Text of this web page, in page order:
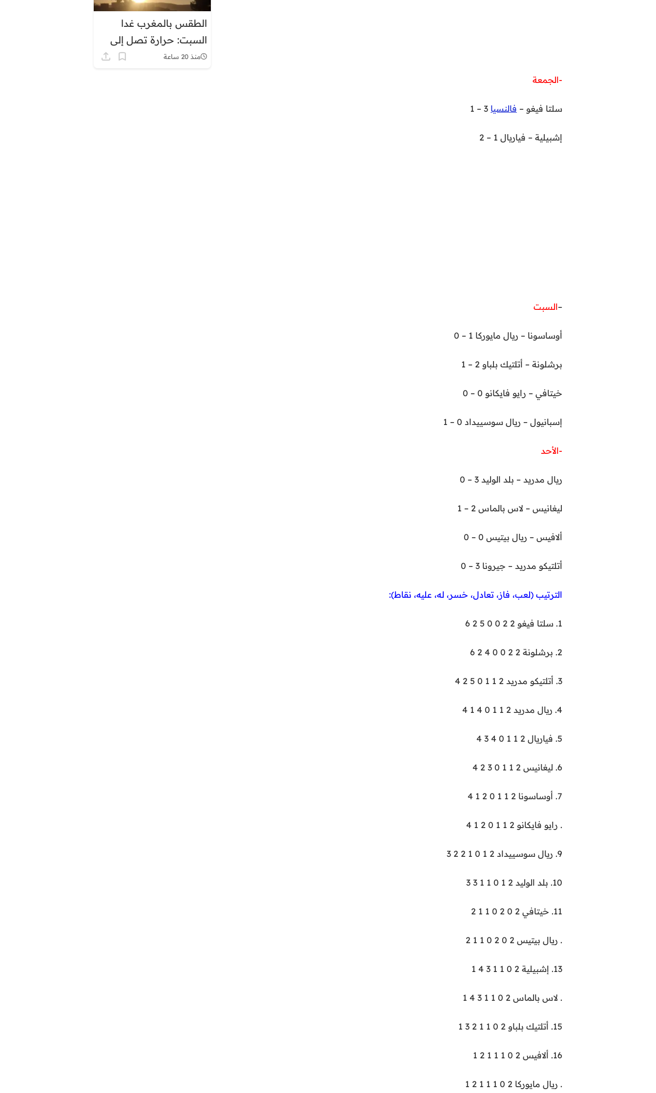
-الجمعة
سلتا فيغو – فالنسيا
إشبيلية – فياريال 1 – 2
–السبت
أوساسونا – ريال مايوركا 1 – 0
برشلونة – أتلتيك بلباو 2 – 1
خيتافي – رايو فايكانو 0 – 0
إسبانيول – ريال سوسييداد 0 – 1
-الأحد
ريال مدريد – بلد الوليد 3 – 0
ليغانيس – لاس بالماس 2 – 1
ألافيس – ريال بيتيس 0 – 0
أتلتيكو مدريد – جيرونا 3 – 0
الترتيب (لعب، فاز، تعادل، خسر، له، عليه، نقاط):
1. سلتا فيغو 2 2 0 0 5 2 6
2. برشلونة 2 2 0 0 4 2 6
3. أتلتيكو مدريد 2 1 1 0 5 2 4
4. ريال مدريد 2 1 1 0 4 1 4
5. فياريال 2 1 1 0 4 3 4
6. ليغانيس 2 1 1 0 3 2 4
7. أوساسونا 2 1 1 0 2 1 4
. رايو فايكانو 2 1 1 0 2 1 4
9. ريال سوسييداد 2 1 0 1 2 2 3
10. بلد الوليد 2 1 0 1 1 3 3
11. خيتافي 2 0 2 0 1 1 2
. ريال بيتيس 2 0 2 0 1 1 2
13. إشبيلية 2 0 1 1 3 4 1
. لاس بالماس 2 0 1 1 3 4 1
15. أتلتيك بلباو 2 0 1 1 2 3 1
16. ألافيس 2 0 1 1 1 2 1
. ريال مايوركا 2 0 1 1 1 2 1
الطقس بالمغرب غدا
السبت: حرارة تصل إلى
45 درجة وزخات رعديةمنذ 20 ساعة